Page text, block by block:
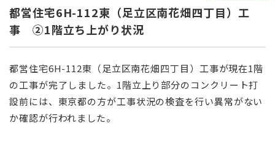
都営住宅6H-112東（足立区南花畑四丁目）工
事 ②1階立ち上がり状況
都営住宅6H-112東（足立区南花畑四丁目）工事が現在1階
の工事が完了しました。1階立上り部分のコンクリート打
設前には、東京都の方が工事状況の検査を行い異常がない
か確認が行われました。